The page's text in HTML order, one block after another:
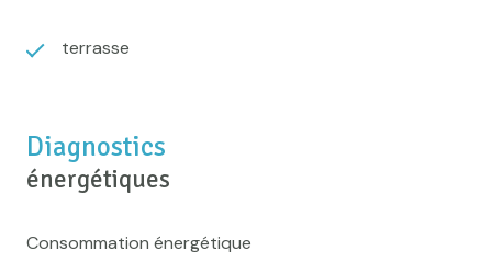
terrasse
Diagnostics
énergétiques
Consommation énergétique